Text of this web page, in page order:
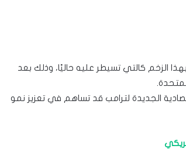
الزخم كالتي تسيطر عليه حاليًا، وذلك بعد
الجديدة لترامب قد تساهم في تعزيز نمو